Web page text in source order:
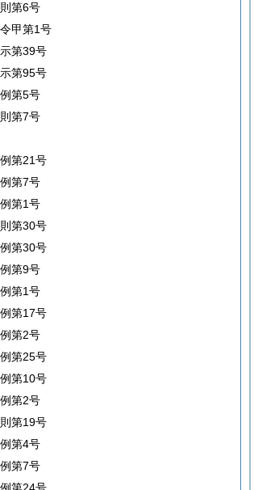
第6号
甲第1号
第39号
第95号
第5号
第7号
第21号
第7号
第1号
第30号
第30号
第9号
第1号
第17号
第2号
第25号
第10号
第2号
第19号
第4号
第7号